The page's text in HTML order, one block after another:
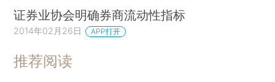
证券业协会明确券商流动性指标
2014年02月26日 APP打开
推荐阅读